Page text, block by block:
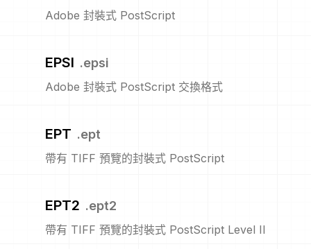
Adobe 封裝式 PostScript
EPSI .epsi
Adobe 封裝式 PostScript 交換格式
EPT .ept
帶有 TIFF 預覽的封裝式 PostScript
EPT2 .ept2
帶有 TIFF 預覽的封裝式 PostScript Level II